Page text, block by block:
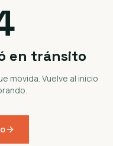
en tránsito
movida. Vuelve al inicio